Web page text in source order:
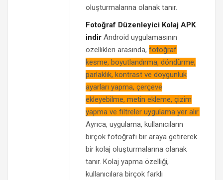
oluşturmalarına olanak tanır.
Fotoğraf Düzenleyici Kolaj APK
indirAndroid uygulamasının
özellikleri arasında, fotoğraf
kesme, boyutlandırma, döndürme,
parlaklık, kontrast ve doygunluk
ayarları yapma, çerçeve
ekleyebilme, metin ekleme, çizim
yapma ve filtreler uygulama yer alır.
Ayrıca, uygulama, kullanıcıların
birçok fotoğrafı bir araya getirerek
bir kolaj oluşturmalarına olanak
tanır. Kolaj yapma özelliği,
kullanıcılara birçok farklı